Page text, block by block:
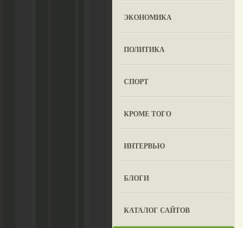
ЭКОНОМИКА
ПОЛИТИКА
СПОРТ
КРОМЕ ТОГО
ИНТЕРВЬЮ
БЛОГИ
КАТАЛОГ САЙТОВ